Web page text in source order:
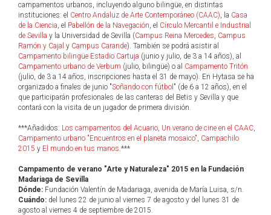
campamentos urbanos, incluyendo alguno bilingüe, en distintas
instituciones: el Centro Andaluz de Arte Contemporáneo (CAAC), la Casa
de la Ciencia, el Pabellón de la Navegación, el Círculo Mercantil e Industrial
de Sevilla y la Universidad de Sevilla (Campus Reina Mercedes, Campus
Ramón y Cajal y Campus Carande). También se podrá asistir al
Campamento bilingüe Estadio Cartuja (junio y julio, de 3 a 14 años), al
Campamento urbano de Verbum (julio, bilingüe) o al Campamento Tritón
(julio, de 3 a 14 años, inscripciones hasta el 31 de mayo). En Hytasa se ha
organizado a finales de junio "Soñando con fútbol " (de 6 a 12 años), en el
que participarán profesionales de las canteras del Betis y Sevilla y que
contará con la visita de un jugador de primera división.
***Añadidos: Los campamentos del Acuario, Un verano de cine en el CAAC,
Campamento urbano "Encuentros en el planeta mosaico", Campachilo
2015 y El mundo en tus manos.***
Campamento de verano "Arte y Naturaleza" 2015 en la Fundación
Madariaga de Sevilla
Dónde: Fundación Valentín de Madariaga, avenida de María Luisa, s/n.
Cuándo: del lunes 22 de junio al viernes 7 de agosto y del lunes 31 de
agosto al viernes 4 de septiembre de 2015.